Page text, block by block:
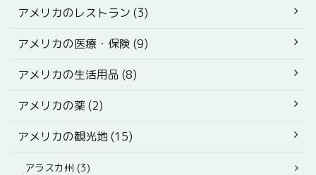
アメリカのレストラン (3)
アメリカの医療・保険 (9)
アメリカの生活用品 (8)
アメリカの薬 (2)
アメリカの観光地 (15)
アラスカ州 (3)